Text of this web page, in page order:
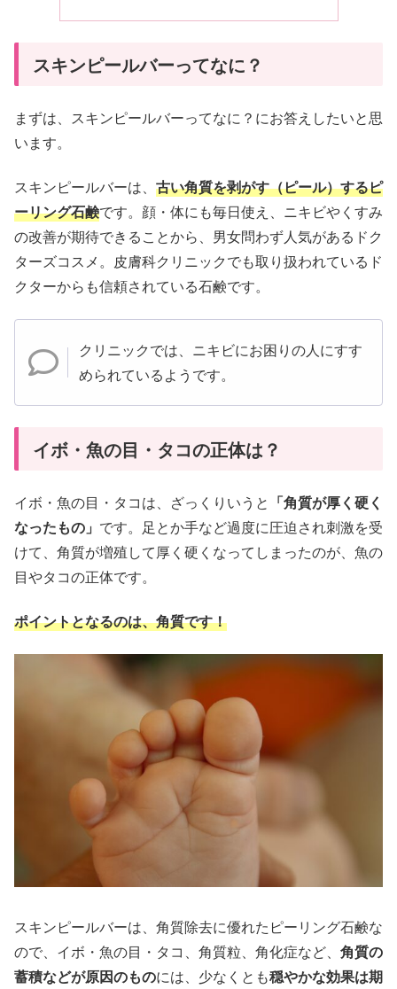
スキンピールバーってなに？
まずは、スキンピールバーってなに？にお答えしたいと思
います。
スキンピールバーは、 古い角質を剥がす（ピール）するピ
ーリング石鹸です。顔・体にも毎日使え、ニキビやくすみ
の改善が期待できることから、男女問わず人気があるドク
ターズコスメ。皮膚科クリニックでも取り扱われているド
クターからも信頼されている石鹸です。
クリニックでは、ニキビにお困りの人にすす
められているようです。
イボ・魚の目・タコの正体は？
イボ・魚の目・タコは、ざっくりいうと 「角質が厚く硬く
なったもの」 です。足とか手など過度に圧迫され刺激を受
けて、角質が増殖して厚く硬くなってしまったのが、魚の
目やタコの正体です。
ポイントとなるのは、角質です！
スキンピールバーは、角質除去に優れたピーリング石鹸な
ので、イボ・魚の目・タコ、角質粒、角化症など、 角質の
蓄積などが原因のものには、少なくとも穏やかな効果は期